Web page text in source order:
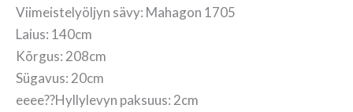
Viimeistelyöljyn sävy: Mahagon 1705
Laius: 140cm
Kõrgus: 208cm
Sügavus: 20cm
eeee??Hyllylevyn paksuus: 2cm